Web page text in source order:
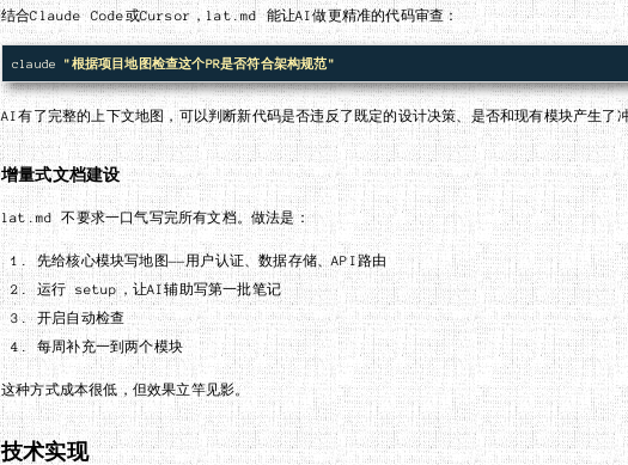
结合Claude Code或Cursor，lat.md 能让AI做更精准的代码审查：
claude "根据项目地图检查这个PR是否符合架构规范"
AI有了完整的上下文地图，可以判断新代码是否违反了既定的设计决策、是否和现有模块产生了
增量式文档建设
lat.md 不要求一口气写完所有文档。做法是：
先给核心模块写地图——用户认证、数据存储、API路由
运行 setup，让AI辅助写第一批笔记
开启自动检查
每周补充一到两个模块
这种方式成本很低，但效果立竿见影。
技术实现